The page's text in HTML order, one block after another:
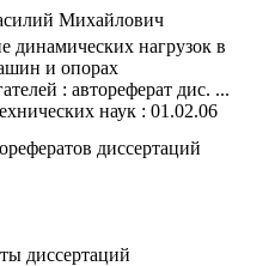
Михайлович
динамических нагрузок в
и опорах
: автореферат дис. ...
наук : 01.02.06
диссертаций
диссертаций